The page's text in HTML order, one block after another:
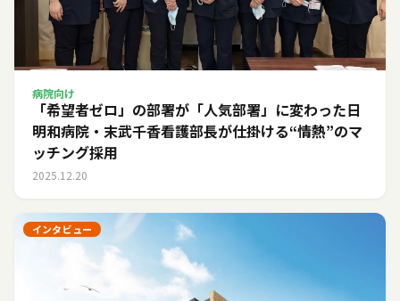
病院向け
「希望者ゼロ」の部署が「人気部署」に変わった日――
明和病院・末武千香看護部長が仕掛ける“情熱”のマ
ッチング採用
2025.12.20
インタビュー